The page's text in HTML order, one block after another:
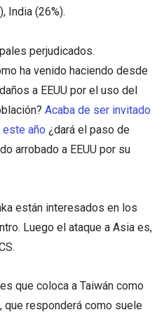
India (26%).
perjudicados.
ha venido haciendo desde
a EEUU por el uso del
Acaba de ser invitado
este año ¿dará el paso de
arrobado a EEUU por su
están interesados en los
Luego el ataque a Asia es,
que coloca a Taiwán como
que responderá como suele